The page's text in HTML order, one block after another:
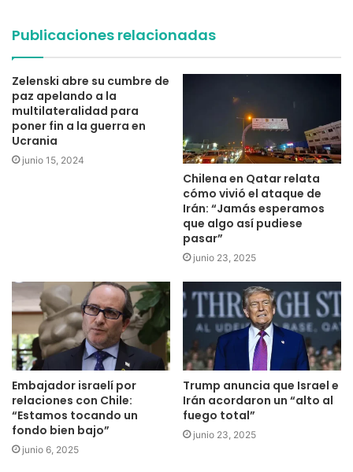
Publicaciones relacionadas
Zelenski abre su cumbre de
paz apelando a la
multilateralidad para
poner fin a la guerra en
Ucrania
junio 15, 2024
Chilena en Qatar relata
cómo vivió el ataque de
Irán: “Jamás esperamos
que algo así pudiese
pasar”
junio 23, 2025
Embajador israelí por
relaciones con Chile:
“Estamos tocando un
fondo bien bajo”
junio 6, 2025
Trump anuncia que Israel e
Irán acordaron un “alto al
fuego total”
junio 23, 2025